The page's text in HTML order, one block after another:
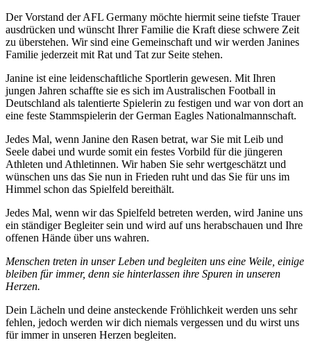
Der Vorstand der AFL Germany möchte hiermit seine tiefste Trauer
ausdrücken und wünscht Ihrer Familie die Kraft diese schwere Zeit
zu überstehen. Wir sind eine Gemeinschaft und wir werden Janines
Familie jederzeit mit Rat und Tat zur Seite stehen.
Janine ist eine leidenschaftliche Sportlerin gewesen. Mit Ihren
jungen Jahren schaffte sie es sich im Australischen Football in
Deutschland als talentierte Spielerin zu festigen und war von dort an
eine feste Stammspielerin der German Eagles Nationalmannschaft.
Jedes Mal, wenn Janine den Rasen betrat, war Sie mit Leib und
Seele dabei und wurde somit ein festes Vorbild für die jüngeren
Athleten und Athletinnen. Wir haben Sie sehr wertgeschätzt und
wünschen uns das Sie nun in Frieden ruht und das Sie für uns im
Himmel schon das Spielfeld bereithält.
Jedes Mal, wenn wir das Spielfeld betreten werden, wird Janine uns
ein ständiger Begleiter sein und wird auf uns herabschauen und Ihre
offenen Hände über uns wahren.
Menschen treten in unser Leben und begleiten uns eine Weile, einige
bleiben für immer, denn sie hinterlassen ihre Spuren in unseren
Herzen.
Dein Lächeln und deine ansteckende Fröhlichkeit werden uns sehr
fehlen, jedoch werden wir dich niemals vergessen und du wirst uns
für immer in unseren Herzen begleiten.